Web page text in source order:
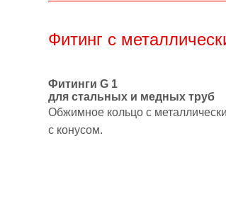
Фитинг с
Фитинги G 1
для стальных и медных труб
Обжимное кольцо с
с конусом.